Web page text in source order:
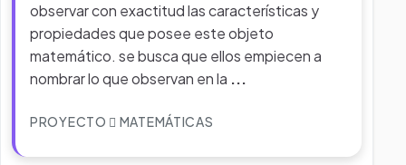
observar con exactitud las características y
propiedades que posee este objeto
matemático. se busca que ellos empiecen a
nombrar lo que observan en la ...
PROYECTO MATEMÁTICAS